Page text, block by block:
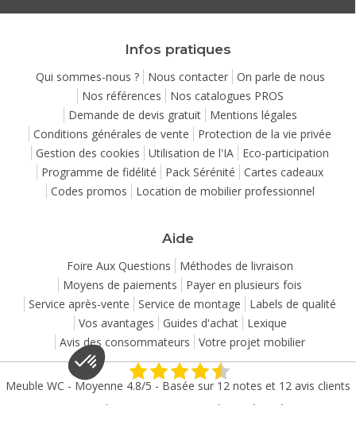
Infos pratiques
Qui sommes-nous ? Nous contacter
On parle de nous
Nos références
Nos catalogues PROS
Demande de devis gratuit
Mentions légales
Conditions générales de vente
Protection de la vie privée
Gestion des cookies
Utilisation de l'IA
Eco-participation
Programme de fidélité
Pack Sérénité
Cartes cadeaux
Codes promos
Location de mobilier professionnel
Aide
Foire Aux Questions
Méthodes de livraison
Moyens de paiements
Payer en plusieurs fois
Service après-vente
Service de montage
Labels de qualité
Vos avantages
Guides d'achat
Lexique
Avis des consommateurs
Votre projet mobilier
Meuble WC - Moyenne 4.8/5 - Basée sur 12 notes et 12 avis clients
Copyright 2007-2026 - Tous droits réservés
contenu et des annonces
de souci, vous pouvez ajuster vos
par